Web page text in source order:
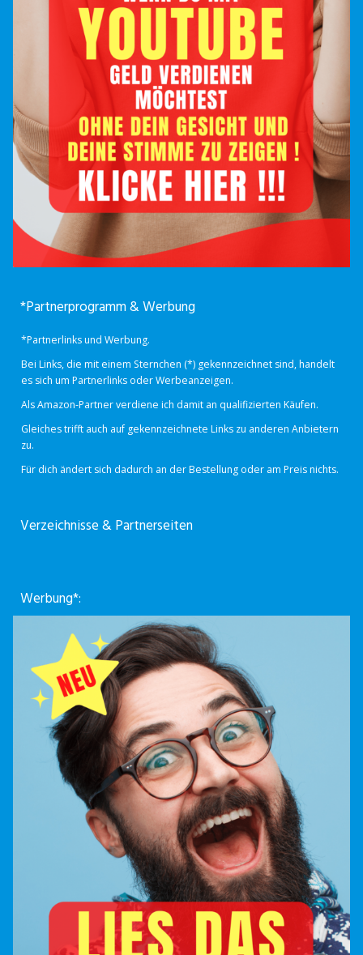
*Partnerprogramm & Werbung
*Partnerlinks und Werbung.
Bei Links, die mit einem Sternchen (*) gekennzeichnet sind, handelt
es sich um Partnerlinks oder Werbeanzeigen.
Als Amazon-Partner verdiene ich damit an qualifizierten Käufen.
Gleiches trifft auch auf gekennzeichnete Links zu anderen Anbietern
zu.
Für dich ändert sich dadurch an der Bestellung oder am Preis nichts.
Verzeichnisse & Partnerseiten
Werbung*: